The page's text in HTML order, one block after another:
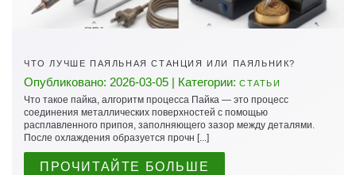
ЧТО ЛУЧШЕ ПАЯЛЬНАЯ СТАНЦИЯ ИЛИ ПАЯЛЬНИК?
Опубликовано: 2026-03-05 | Категории: СТАТЬИ
Что такое пайка, алгоритм процесса Пайка — это процесс
соединения металлических поверхностей с помощью
расплавленного припоя, заполняющего зазор между деталями.
После охлаждения образуется прочн [...]
ПРОЧИТАЙТЕ БОЛЬШЕ